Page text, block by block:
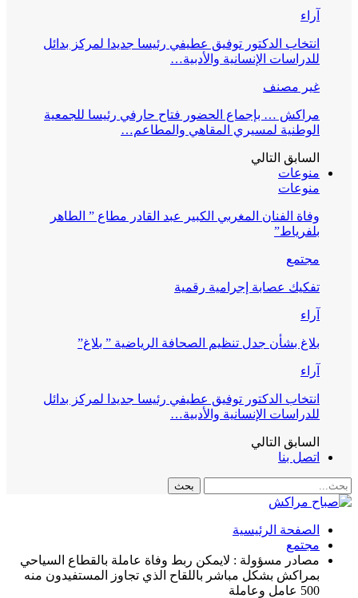
آراء
انتخاب الدكتور توفيق عطيفي رئيسا جديدا لمركز بدائل
للدراسات الإنسانية والأدبية…
غير مصنف
مراكش … بإجماع الحضور فتاح حارفي رئيسا للجمعية
الوطنية لمسيري المقاهي والمطاعم…
السابق التالي
منوعات
منوعات
وفاة الفنان المغربي الكبير عبد القادر مطاع ” الطاهر
بلفرياط”
مجتمع
تفكيك عصابة إجرامية رقمية
آراء
بلاغ بشأن جدل تنظيم الصحافة الرياضية ” بلاغ”
آراء
انتخاب الدكتور توفيق عطيفي رئيسا جديدا لمركز بدائل
للدراسات الإنسانية والأدبية…
السابق التالي
اتصل بنا
الصفحة الرئيسية
مجتمع
مصادر مسؤولة : لايمكن ربط وفاة عاملة بالقطاع السياحي
بمراكش بشكل مباشر باللقاح الذي تجاوز المستفيدون منه
500 عامل وعاملة